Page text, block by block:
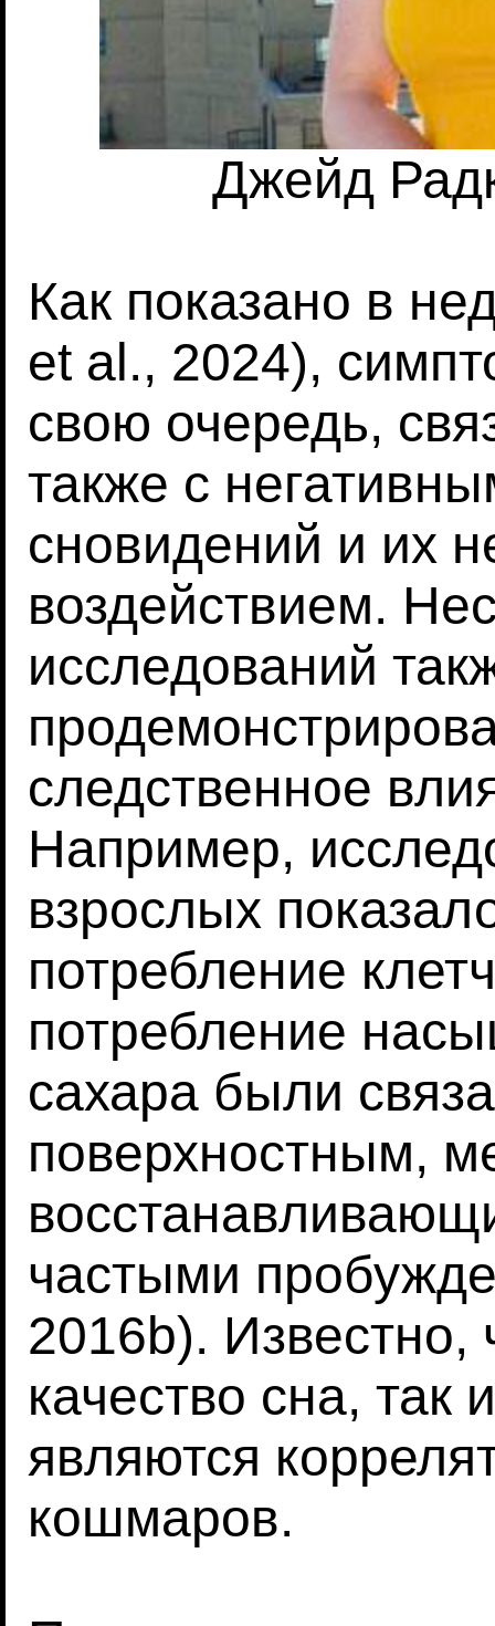
Джейд
Как показано в
et al., 2024),
свою очередь,
также с
сновидений и их
воздействием.
исследований
следственное
Например,
взрослых
потребление
потребление
сахара были
поверхностным,
частыми
2016b). Известно,
качество сна,
являются
кошмаров.